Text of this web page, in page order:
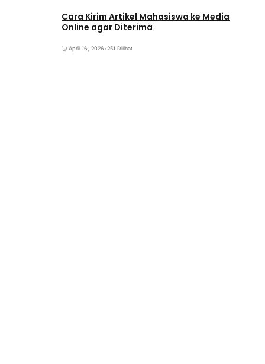
Cara Kirim Artikel Mahasiswa ke Media
Online agar Diterima
April 16, 2026•251 Dilihat